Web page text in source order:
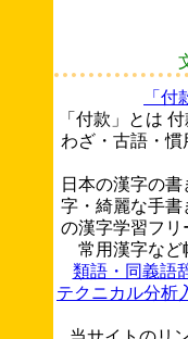
「
「付款」とは
わざ・古語・慣
日本の漢字の
字・綺麗な手書
の漢字学習フ
常用漢字など
類語・同義語
テクニカル分析